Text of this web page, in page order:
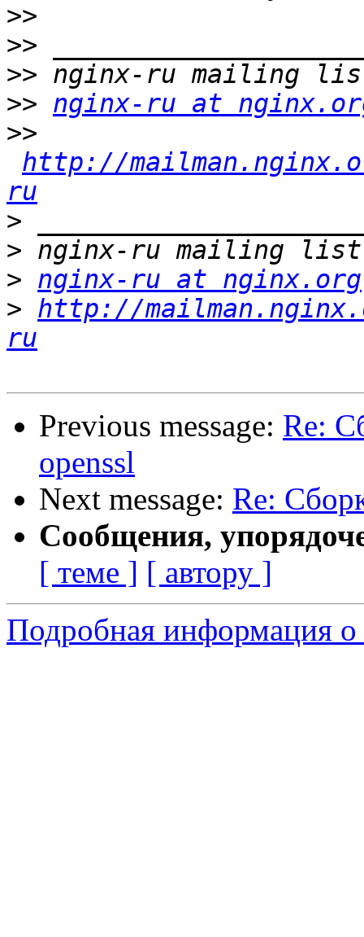
>>
>>
>>
>> nginx-ru at
>>
http://
ru
>
>
> nginx-ru at nginx.org
> http://
ru
Previous message: Re:
openssl
Next message: Re:
Сообщения,
[ теме ] [ автору ]
Подробная информация